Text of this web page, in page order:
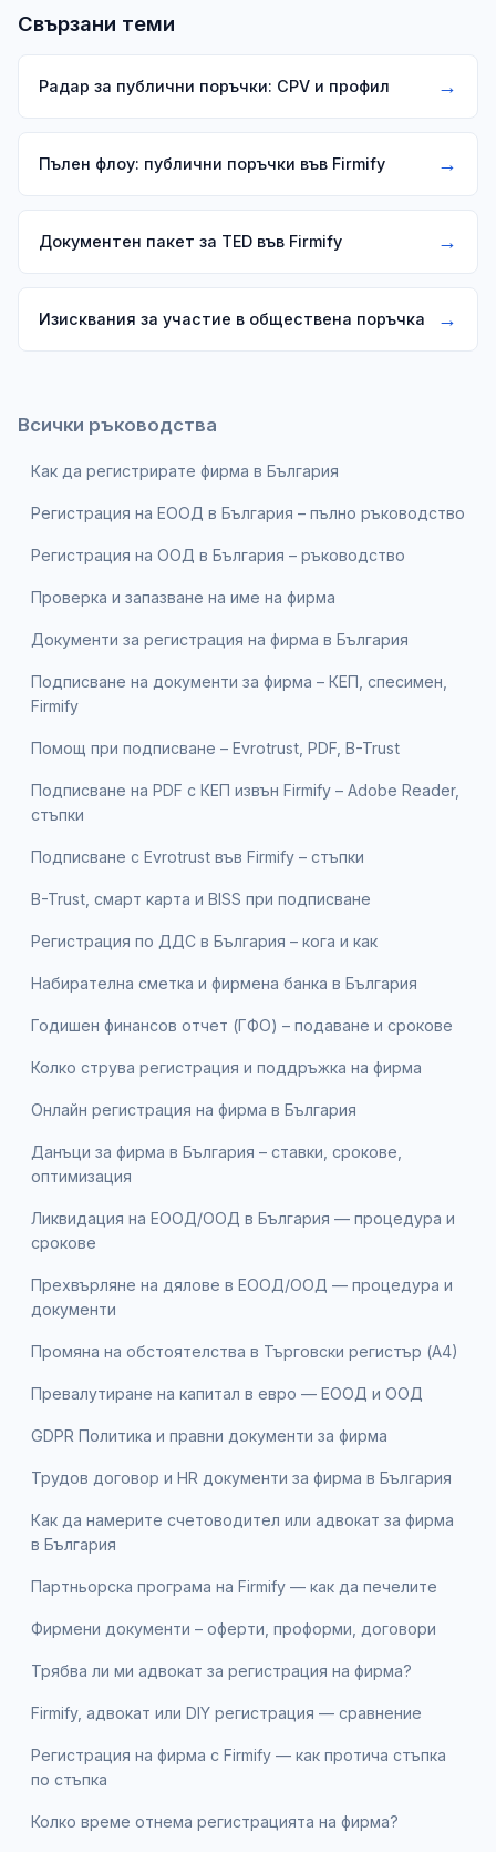
Свързани теми
Радар за публични поръчки: CPV и профил →
Пълен флоу: публични поръчки във Firmify →
Документен пакет за TED във Firmify →
Изисквания за участие в обществена поръчка →
Всички ръководства
Как да регистрирате фирма в България
Регистрация на ЕООД в България – пълно ръководство
Регистрация на ООД в България – ръководство
Проверка и запазване на име на фирма
Документи за регистрация на фирма в България
Подписване на документи за фирма – КЕП, спесимен,
Firmify
Помощ при подписване – Evrotrust, PDF, B-Trust
Подписване на PDF с КЕП извън Firmify – Adobe Reader,
стъпки
Подписване с Evrotrust във Firmify – стъпки
B-Trust, смарт карта и BISS при подписване
Регистрация по ДДС в България – кога и как
Набирателна сметка и фирмена банка в България
Годишен финансов отчет (ГФО) – подаване и срокове
Колко струва регистрация и поддръжка на фирма
Онлайн регистрация на фирма в България
Данъци за фирма в България – ставки, срокове,
оптимизация
Ликвидация на ЕООД/ООД в България — процедура и
срокове
Прехвърляне на дялове в ЕООД/ООД — процедура и
документи
Промяна на обстоятелства в Търговски регистър (А4)
Превалутиране на капитал в евро — ЕООД и ООД
GDPR Политика и правни документи за фирма
Трудов договор и HR документи за фирма в България
Как да намерите счетоводител или адвокат за фирма
в България
Партньорска програма на Firmify — как да печелите
Фирмени документи – оферти, проформи, договори
Трябва ли ми адвокат за регистрация на фирма?
Firmify, адвокат или DIY регистрация — сравнение
Регистрация на фирма с Firmify — как протича стъпка
по стъпка
Колко време отнема регистрацията на фирма?